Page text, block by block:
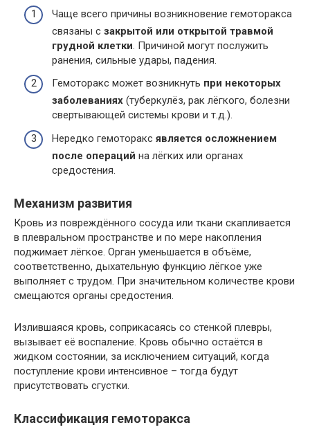
Чаще всего причины возникновение гемоторакса
связаны с закрытой или открытой травмой
грудной клетки . Причиной могут послужить
ранения, сильные удары, падения.
Гемоторакс может возникнуть при некоторых
заболеваниях (туберкулёз, рак лёгкого, болезни
свертывающей системы крови и т.д.).
Нередко гемоторакс является осложнением
после операций на лёгких или органах
средостения.
Механизм развития
Кровь из повреждённого сосуда или ткани скапливается
в плевральном пространстве и по мере накопления
поджимает лёгкое. Орган уменьшается в объёме,
соответственно, дыхательную функцию лёгкое уже
выполняет с трудом. При значительном количестве крови
смещаются органы средостения.
Излившаяся кровь, соприкасаясь со стенкой плевры,
вызывает её воспаление. Кровь обычно остаётся в
жидком состоянии, за исключением ситуаций, когда
поступление крови интенсивное – тогда будут
присутствовать сгустки.
Классификация гемоторакса